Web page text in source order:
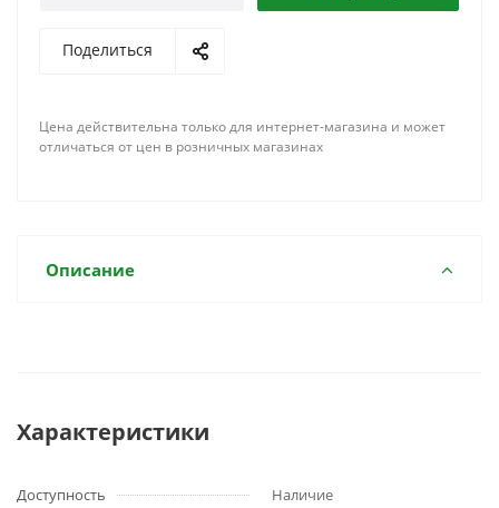
Поделиться
Цена действительна только для интернет-магазина и может
отличаться от цен в розничных магазинах
Описание
Характеристики
Доступность
Наличие